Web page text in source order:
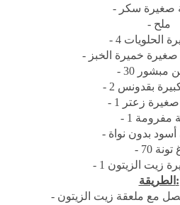
صغيرة سكر
- ملح
خميرة الخبز
جبن مبشور
كبيرة بقدونس
صغيرة زعتر
مفرومة
أسود بدون نواة
غ تونة
الطريقة: